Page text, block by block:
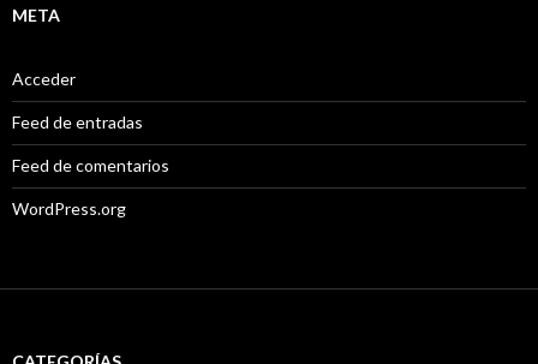
META
Acceder
Feed de entradas
Feed de comentarios
WordPress.org